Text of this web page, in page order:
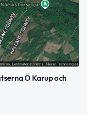
Ö Karup och